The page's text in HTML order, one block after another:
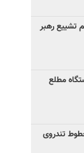
تشییع رهبر
مطلع
تندروی